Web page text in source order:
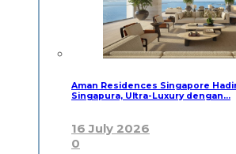
Aman Residences Singapore
Singapura, Ultra-Luxury dengan…
16 July 2026
0